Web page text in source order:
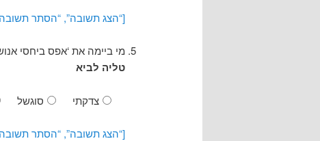
[“הצג תשובה”, “הסתר
מי ביימה את ‘אפס ביחסי
טליה לביא
צדקתי סוגשל
[“הצג תשובה”, “הסתר